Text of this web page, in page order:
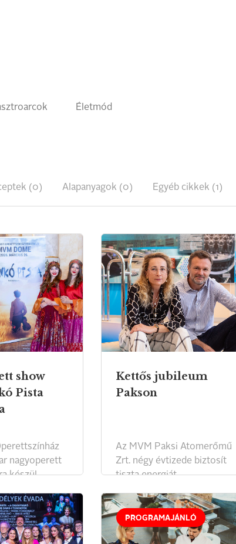
Életmód
(0) Alapanyagok (0) Egyéb cikkek (1)
show
Pista
nagyoperett
készül.
Kettős jubileum
Pakson
Az MVM Paksi Atomerőmű
Zrt. négy évtizede biztosít
tiszta energiát
PROGRAMAJÁNLÓ